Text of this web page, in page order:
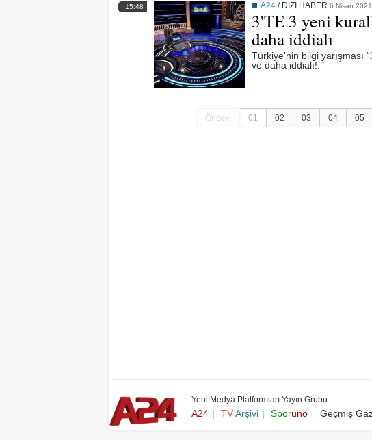
A24/ DİZİ HABER 6 Nisan
3'TE 3 yeni
daha iddialı
Türkiye’nin bilgi yarışması
ve daha iddialı!.
15:48
Önceki 01 02 03 04 05
Yeni Medya Platformları Yayın Grubu
A24| TVArşivi| Sporuno| Geçmiş